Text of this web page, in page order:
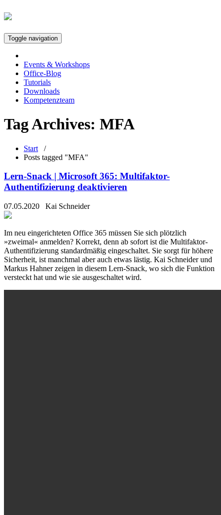
Toggle navigation
Events & Workshops
Office-Blog
Tutorials
Downloads
Kompetenzteam
Tag Archives: MFA
Start /
Posts tagged "MFA"
Lern-Snack | Microsoft 365: Multifaktor-
Authentifizierung deaktivieren
07.05.2020 Kai Schneider
Im neu eingerichteten Office 365 müssen Sie sich plötzlich
»zweimal« anmelden? Korrekt, denn ab sofort ist die Multifaktor-
Authentifizierung standardmäßig eingeschaltet. Sie sorgt für höhere
Sicherheit, ist manchmal aber auch etwas lästig. Kai Schneider und
Markus Hahner zeigen in diesem Lern-Snack, wo sich die Funktion
versteckt hat und wie sie ausgeschaltet wird.